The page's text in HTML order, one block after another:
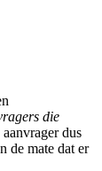
die
dus
de mate dat er